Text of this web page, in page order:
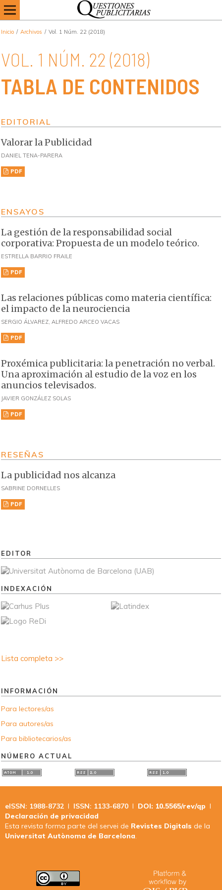
Inicio / Archivos / Vol. 1 Núm. 22 (2018)
VOL. 1 NÚM. 22 (2018)
TABLA DE CONTENIDOS
EDITORIAL
Valorar la Publicidad
DANIEL TENA-PARERA
PDF
ENSAYOS
La gestión de la responsabilidad social
corporativa: Propuesta de un modelo teórico.
ESTRELLA BARRIO FRAILE
PDF
Las relaciones públicas como materia científica:
el impacto de la neurociencia
SERGIO ÁLVAREZ, ALFREDO ARCEO VACAS
PDF
Proxémica publicitaria: la penetración no verbal.
Una aproximación al estudio de la voz en los
anuncios televisados.
JAVIER GONZÁLEZ SOLAS
PDF
RESEÑAS
La publicidad nos alcanza
SABRINE DORNELLES
PDF
EDITOR
INDEXACIÓN
Lista completa >>
INFORMACIÓN
Para lectores/as
Para autores/as
Para bibliotecarios/as
NÚMERO ACTUAL
eISSN: 1988-8732 I ISSN: 1133-6870 I DOI: 10.5565/rev/qp I
Declaración de privacidad
Esta revista forma parte del servei de Revistes Digitals de la
Universitat Autònoma de Barcelona